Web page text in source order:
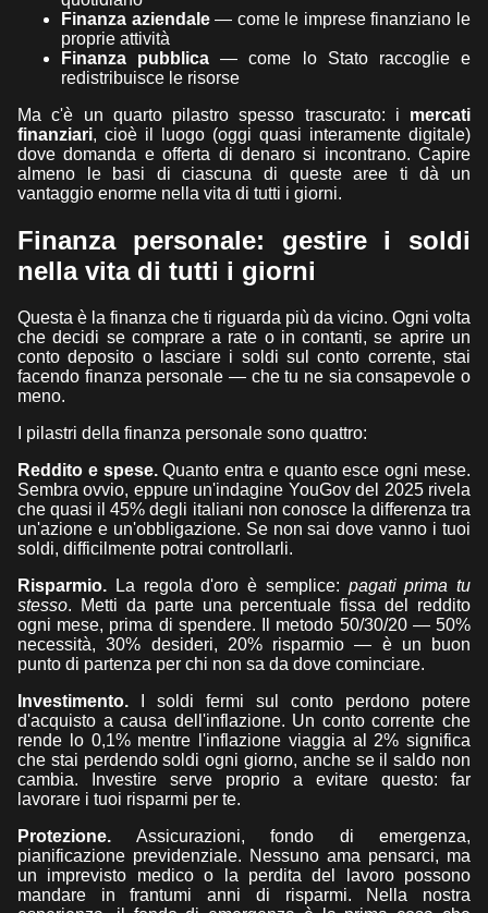
Finanza aziendale— come le imprese finanziano le
proprie attività
Finanza pubblica — come lo Stato raccoglie e
redistribuisce le risorse
Ma c'è un quarto pilastro spesso trascurato: i mercati
finanziari, cioè il luogo (oggi quasi interamente digitale)
dove domanda e offerta di denaro si incontrano. Capire
almeno le basi di ciascuna di queste aree ti dà un
vantaggio enorme nella vita di tutti i giorni.
Finanza personale: gestire i soldi
nella vita di tutti i giorni
Questa è la finanza che ti riguarda più da vicino. Ogni volta
che decidi se comprare a rate o in contanti, se aprire un
conto deposito o lasciare i soldi sul conto corrente, stai
facendo finanza personale — che tu ne sia consapevole o
meno.
I pilastri della finanza personale sono quattro:
Reddito e spese.Quanto entra e quanto esce ogni mese.
Sembra ovvio, eppure un'indagine YouGov del 2025 rivela
che quasi il 45% degli italiani non conosce la differenza tra
un'azione e un'obbligazione. Se non sai dove vanno i tuoi
soldi, difficilmente potrai controllarli.
Risparmio. La regola d'oro è semplice: pagati prima tu
stesso. Metti da parte una percentuale fissa del reddito
ogni mese, prima di spendere. Il metodo 50/30/20 — 50%
necessità, 30% desideri, 20% risparmio — è un buon
punto di partenza per chi non sa da dove cominciare.
Investimento. I soldi fermi sul conto perdono potere
d'acquisto a causa dell'inflazione. Un conto corrente che
rende lo 0,1% mentre l'inflazione viaggia al 2% significa
che stai perdendo soldi ogni giorno, anche se il saldo non
cambia. Investire serve proprio a evitare questo: far
lavorare i tuoi risparmi per te.
Protezione. Assicurazioni, fondo di emergenza,
pianificazione previdenziale. Nessuno ama pensarci, ma
un imprevisto medico o la perdita del lavoro possono
mandare in frantumi anni di risparmi. Nella nostra